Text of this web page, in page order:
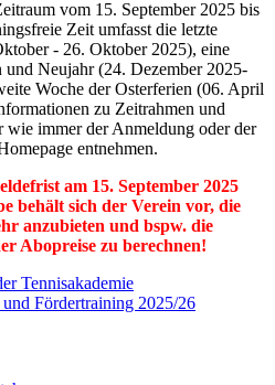
vom 15. September 2025 bis
Zeit umfasst die letzte
- 26. Oktober 2025), eine
und Neujahr (24. Dezember 2025-
Woche der Osterferien (06. April
zu Zeitrahmen und
immer der Anmeldung oder der
entnehmen.
am 15. September 2025
behält sich der Verein vor, die
anzubieten und bspw. die
Abopreise zu berechnen!
Tennisakademie
Fördertraining 2025/26